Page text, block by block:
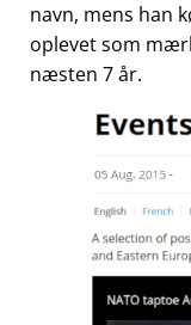
navn, mens han
oplevet som
næsten 7 år.